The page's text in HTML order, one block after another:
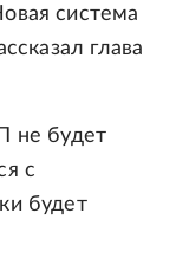
система
глава
не будет
с
будет